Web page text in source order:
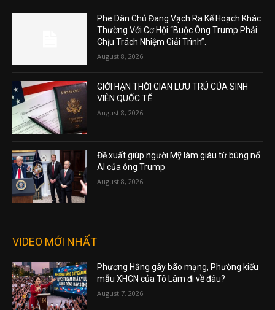
Phe Dân Chủ Đang Vạch Ra Kế Hoạch Khác
Thường Với Cơ Hội “Buộc Ông Trump Phải
Chịu Trách Nhiệm Giải Trình”.
August 8, 2026
GIỚI HẠN THỜI GIAN LƯU TRÚ CỦA SINH
VIÊN QUỐC TẾ
August 8, 2026
Đề xuất giúp người Mỹ làm giàu từ bùng nổ
AI của ông Trump
August 8, 2026
VIDEO MỚI NHẤT
Phương Hằng gây bão mạng, Phường kiểu
mẫu XHCN của Tô Lâm đi về đâu?
August 7, 2026